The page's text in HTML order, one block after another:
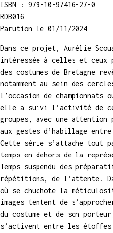
ISBN : 979-10-97416-27-0
RDB016
Parution le 01/11/2024
Dans ce projet, Aurélie
intéressée à celles et ceux
des costumes de Bretagne
notamment au sein des
l’occasion de championnats
elle a suivi l’activité de
groupes, avec une
aux gestes d’habillage entre
Cette série s’attache tout
temps en dehors de la
Temps suspendu des
répétitions, de l’attente.
où se chuchote la
images tentent de
du costume et de son
s’activent entre les